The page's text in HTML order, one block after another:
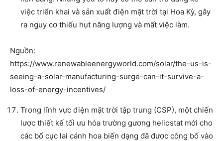
việc triển khai và sản xuất điện mặt trời tại Hoa Kỳ, gây
ra nguy cơ thiếu hụt năng lượng và mất việc làm.
Nguồn:
https://www.renewableenergyworld.com/solar/the-us-is-
seeing-a-solar-manufacturing-surge-can-it-survive-a-
loss-of-energy-incentives/
Trong lĩnh vực điện mặt trời tập trung (CSP), một chiến
lược thiết kế tối ưu hóa trường gương heliostat mới cho
các bố cục lai cánh hoa biến dạng đã được công bố vào